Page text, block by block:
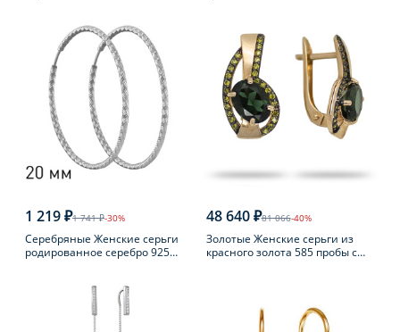
1 219 ₽1 741 ₽-30%
Серебряные Женские серьги
родированное серебро 925
48 640 ₽81 066-40%
Золотые Женские серьги из
красного золота 585 пробы с